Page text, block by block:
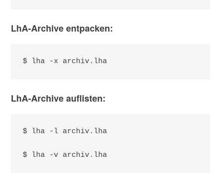
LhA-Archive entpacken:
$ lha -x archiv.lha
LhA-Archive auflisten:
$ lha -l archiv.lha
$ lha -v archiv.lha